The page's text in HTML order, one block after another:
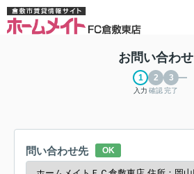
お問い合わせ
入力 確認完了
問い合わせ先 OK